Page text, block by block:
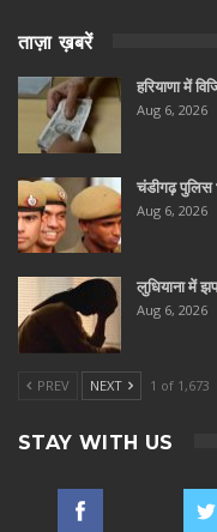
ताज़ा ख़बरें
हरियाणा में
Aug 6, 2026
चंडीगढ़ पुलिस
Aug 6, 2026
लुधियाना में
Aug 6, 2026
PREV NEXT 1 of 1,673
STAY WITH US